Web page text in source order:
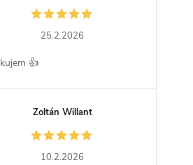
25.2.2026
👍
Zoltán Willant
10.2.2026